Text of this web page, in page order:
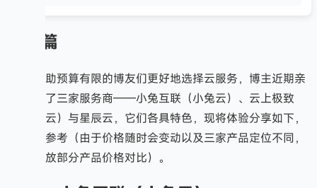
开篇
为了帮助预算有限的博友们更好地选择云服务，博主近期亲
身评测了三家服务商——小兔互联（小兔云）、云上极致
（初七云）与星辰云，它们各具特色，现将体验分享如下，
供大家参考（由于价格随时会变动以及三家产品定位不同，
本文仅放部分产品价格对比）。